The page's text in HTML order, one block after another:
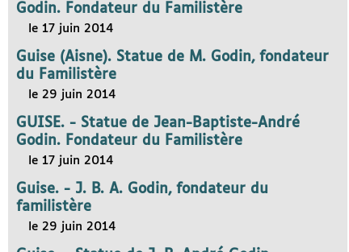
Godin. Fondateur du Familistère
le 17 juin 2014
Guise (Aisne). Statue de M. Godin, fondateur
du Familistère
le 29 juin 2014
GUISE. - Statue de Jean-Baptiste-André
Godin. Fondateur du Familistère
le 17 juin 2014
Guise. - J. B. A. Godin, fondateur du
familistère
le 29 juin 2014